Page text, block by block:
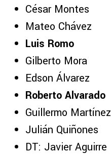
César Montes
Mateo Chávez
Luis Romo
Gilberto Mora
Edson Álvarez
Roberto Alvarado
Guillermo Martínez
Julián Quiñones
DT: Javier Aguirre